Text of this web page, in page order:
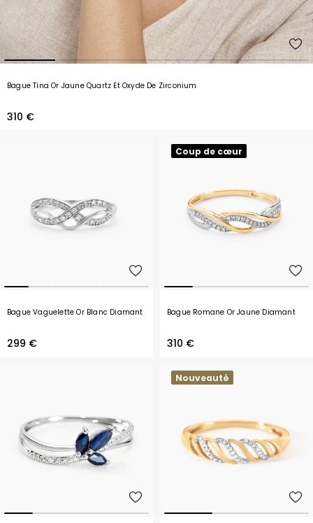
Bague Tina Or Jaune Quartz Et Oxyde De Zirconium
310 €
Bague Vaguelette Or Blanc Diamant
299 €
Coup de cœur
Bague Romane Or Jaune Diamant
310 €
Nouveauté